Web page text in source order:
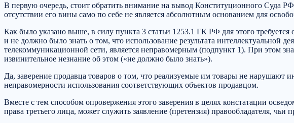
В первую очередь, стоит обратить внимание на вывод Конституционного Суда
отсутствии его вины само по себе не является абсолютным основанием для
Как было указано выше, в силу пункта 3 статьи 1253.1 ГК РФ для этого
и не должно было знать о том, что использование результата
телекоммуникационной сети, является неправомерным (подпункт 1). При этом
извинительное незнание об этом («не должно было знать»).
Да, заверение продавца товаров о том, что реализуемые им товары не нарушают
неправомерности использования соответствующих объектов продавцом.
Вместе с тем способом опровержения этого заверения в целях констатации
права третьего лица, может служить заявление (претензия) правообладателя,